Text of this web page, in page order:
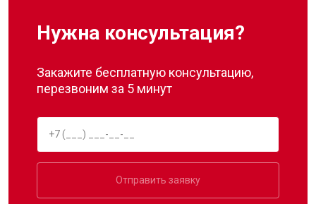
Нужна консультация?
Закажите бесплатную консультацию,
перезвоним за 5 минут
Отправить заявку